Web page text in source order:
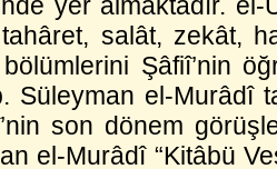
salât, zekât,
Şâfiî’nin
Süleyman el-Murâdî
son dönem
el-Murâdî “Kitâbü